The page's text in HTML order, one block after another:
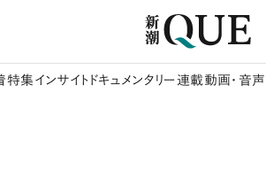
特集 インサイト ドキュメンタリー 連載動画・音声